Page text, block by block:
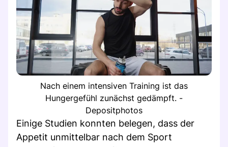
Nach einem intensiven Training ist das
Hungergefühl zunächst gedämpft. -
Depositphotos
Einige Studien konnten belegen, dass der
Appetit unmittelbar nach dem Sport